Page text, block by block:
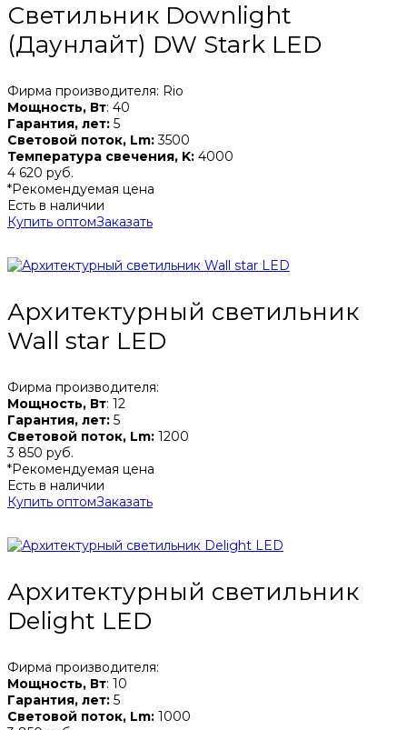
Светильник Downlight
(Даунлайт) DW Stark LED
Фирма производителя: Rio
Мощность, Вт: 40
Гарантия, лет: 5
Световой поток, Lm:3500
Температура свечения, K: 4000
4 620 руб.
*Рекомендуемая цена
Есть в наличии
Купить оптомЗаказать
Архитектурный светильник
Wall star LED
Фирма производителя:
Мощность, Вт: 12
Гарантия, лет: 5
Световой поток, Lm: 1200
3 850 руб.
*Рекомендуемая цена
Есть в наличии
Купить оптомЗаказать
Архитектурный светильник
Delight LED
Фирма производителя:
Мощность, Вт: 10
Гарантия, лет: 5
Световой поток, Lm: 1000